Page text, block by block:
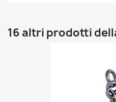
16 altri prodotti